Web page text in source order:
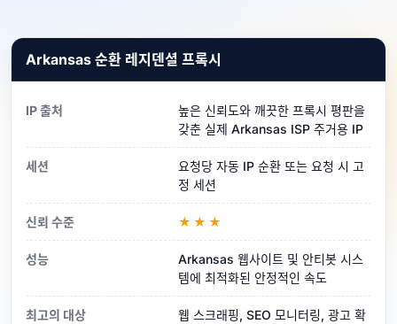
Arkansas 순환 레지덴셜 프록시
IP 출처
높은 신뢰도와 깨끗한 프록시 평판을
갖춘 실제 Arkansas ISP 주거용 IP
세션
요청당 자동 IP 순환 또는 요청 시 고
정 세션
신뢰 수준 ★★★
성능
Arkansas 웹사이트 및 안티봇 시스
템에 최적화된 안정적인 속도
최고의 대상
웹 스크래핑, SEO 모니터링, 광고 확